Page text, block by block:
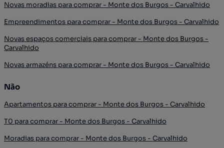
Novas moradias para comprar - Monte dos Burgos - Carvalhido
Empreendimentos para comprar - Monte dos Burgos - Carvalhido
Novas espaços comerciais para comprar - Monte dos Burgos -
Carvalhido
Novas armazéns para comprar - Monte dos Burgos - Carvalhido
Não
Apartamentos para comprar - Monte dos Burgos - Carvalhido
T0 para comprar - Monte dos Burgos - Carvalhido
Moradias para comprar - Monte dos Burgos - Carvalhido